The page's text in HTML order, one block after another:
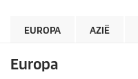
EUROPA AZIË
Europa